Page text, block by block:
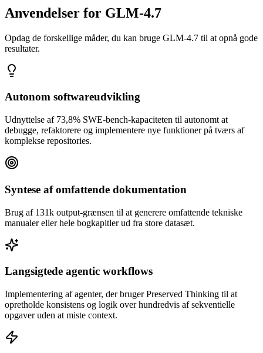
Anvendelser for GLM-4.7
Opdag de forskellige måder, du kan bruge GLM-4.7 til at opnå gode
resultater.
Autonom softwareudvikling
Udnyttelse af 73,8% SWE-bench-kapaciteten til autonomt at
debugge, refaktorere og implementere nye funktioner på tværs af
komplekse repositories.
Syntese af omfattende dokumentation
Brug af 131k output-grænsen til at generere omfattende tekniske
manualer eller hele bogkapitler ud fra store datasæt.
Langsigtede agentic workflows
Implementering af agenter, der bruger Preserved Thinking til at
opretholde konsistens og logik over hundredvis af sekventielle
opgaver uden at miste context.